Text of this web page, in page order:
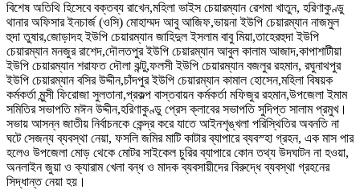
বিশেষ অতিথি হিসেবে বক্তব্য রাখেন,মহিলা ভাইস চেয়ারম্যান রেশমা খাতুন, হরিণাকুণ্ডু
থানার অফিসার ইনচার্জ (ওসি) মোহাম্মদ আবু আজিফ,ভায়না ইউপি চেয়ারম্যান নাজমুল
হুদা তুষার,জোড়াদহ ইউপি চেয়ারম্যান জাহিদুল ইসলাম বাবু মিয়া,তাহেরহুদা ইউপি
চেয়ারম্যান মনজুর রাশেদ,দৌলতপুর ইউপি চেয়ারম্যান আবুল কালাম আজাদ,কাপাশাটীয়া
ইউপি চেয়ারম্যান শরাফত দৌলা ঝন্টু,ফলসী ইউপি চেয়ারম্যান বজলুর রহমান, রঘুনাথপুর
ইউপি চেয়ারম্যান বসির উদ্দীন,চাঁদপুর ইউপি চেয়ারম্যান কামাল হোসেন,মহিলা বিষয়ক
কর্মকর্তা মুন্সী ফিরোজা সুলতানা,প্রকল্প বাস্তবায়ন কর্মকর্তা মফিজুর রহমান,উপজেলা ইমাম
সমিতির সভাপতি মঈন উদ্দীন,হরিণাকুণ্ডু প্রেস ক্লাবের সভাপতি সুদিপ্ত সালাম প্রমুখ।
সভায় আসন্ন জাতীয় নির্বাচনকে কেন্দ্র করে যাতে আইনশৃঙ্খলা পরিস্থিতির অবনতি না
ঘটে সেজন্য ব্যবস্থা নেয়া, ফসলি জমির মাটি কাটার ব্যাপারে ব্যবস্হা গ্রহন, এক মাস পার
হলেও উপজেলা মোড় থেকে মোটর সাইকেল চুরির ব্যাপারে কোন তথ্য উদঘাটন না হওয়া,
অনলাইন জুয়া ও ক্যারাম খেলা বন্ধ ও মাদক ব্যবসায়ীদের বিরুদ্ধে ব্যবস্থা গ্রহনের
সিদ্ধান্ত নেয়া হয়।